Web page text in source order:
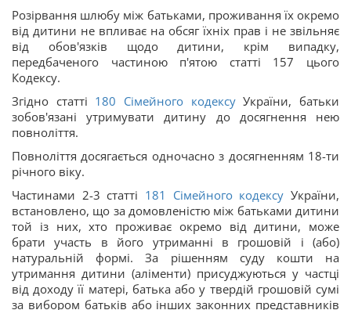
Розірвання шлюбу між батьками, проживання їх окремо
від дитини не впливає на обсяг їхніх прав і не звільняє
від обов'язків щодо дитини, крім випадку,
передбаченого частиною п'ятою статті 157 цього
Кодексу.
Згідно статті 180 Сімейного кодексуУкраїни, батьки
зобов'язані утримувати дитину до досягнення нею
повноліття.
Повноліття досягається одночасно з досягненням 18-ти
річного віку.
Частинами 2-3 статті 181 Сімейного кодексу України,
встановлено, що за домовленістю між батьками дитини
той із них, хто проживає окремо від дитини, може
брати участь в його утриманні в грошовій і (або)
натуральній формі. За рішенням суду кошти на
утримання дитини (аліменти) присуджуються у частці
від доходу її матері, батька або у твердій грошовій сумі
за вибором батьків або інших законних представників